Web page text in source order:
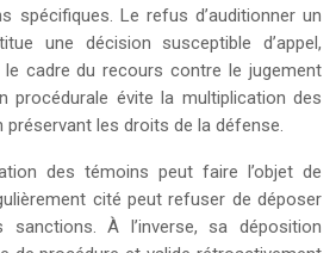
spécifiques. Le refus d’auditionner un
une décision susceptible d’appel,
cadre du recours contre le jugement
procédurale évite la multiplication des
les droits de la défense.
des témoins peut faire l’objet de
cité peut refuser de déposer
sanctions. À l’inverse, sa déposition